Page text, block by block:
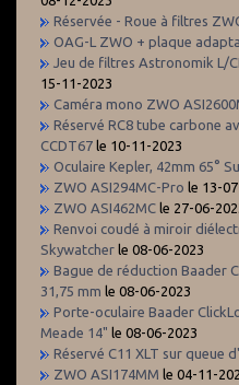
Réservée - Roue à filtres
OAG-L ZWO + plaque
Jeu de filtres Astronomik L/
15-11-2023
Caméra mono ZWO
Réservé RC8 tube carbone
CCDT67 le 10-11-2023
Oculaire Kepler, 42mm 65°
ZWO ASI294MC-Pro le 13-
ZWO ASI462MC le 27-06-
Renvoi coudé à miroir
Skywatcher le 08-06-2023
Bague de réduction Baader
31,75 mm le 08-06-2023
Porte-oculaire Baader
Meade 14" le 08-06-2023
Réservé C11 XLT sur queue
ZWO ASI174MM le 04-11-